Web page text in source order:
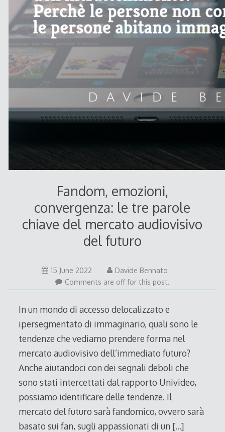
Fandom, emozioni,
convergenza: le tre parole
chiave del mercato audiovisivo
del futuro
15 June 2022
Davide Bennato
Comments are off for this post.
In un mondo di accesso delocalizzato e
ipersegmentato di immaginario, quali sono le
tendenze che vediamo prendere forma nel
mercato audiovisivo dell’immediato futuro?
Anche aiutandoci con dei segnali deboli che
sono stati intercettati dal rapporto Univideo,
possiamo identificare delle tendenze. Il
mercato del futuro sarà fandomico, ovvero sarà
basato sui fan, sugli appassionati di un […]